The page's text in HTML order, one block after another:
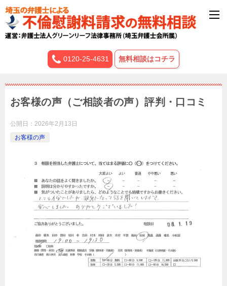
0120-25-4631 無料相談はコチラ
お客様の声（ご相談者の声）評判・口コミ
公開日： 2026年2月13日
お客様の声